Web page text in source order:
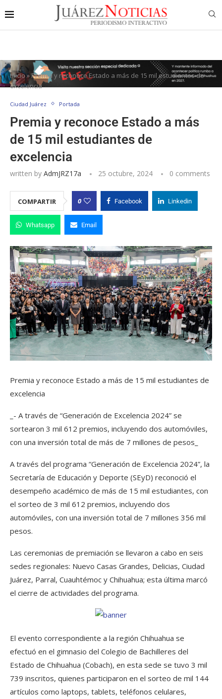
Inicio»Premia y reconoce Estado a más de 15 mil estudiantes de
excelencia
Ciudad Juárez Portada
Premia y reconoce Estado a más
de 15 mil estudiantes de
excelencia
written by AdmJRZ17a 25 octubre, 2024 0 comments
COMPARTIR 0 Facebook Linkedin
Whatsapp Email
Premia y reconoce Estado a más de 15 mil estudiantes de
excelencia
_- A través de “Generación de Excelencia 2024” se
sortearon 3 mil 612 premios, incluyendo dos automóviles,
con una inversión total de más de 7 millones de pesos_
A través del programa “Generación de Excelencia 2024”, la
Secretaría de Educación y Deporte (SEyD) reconoció el
desempeño académico de más de 15 mil estudiantes, con
el sorteo de 3 mil 612 premios, incluyendo dos
automóviles, con una inversión total de 7 millones 356 mil
pesos.
Las ceremonias de premiación se llevaron a cabo en seis
sedes regionales: Nuevo Casas Grandes, Delicias, Ciudad
Juárez, Parral, Cuauhtémoc y Chihuahua; esta última marcó
el cierre de actividades del programa.
El evento correspondiente a la región Chihuahua se
efectuó en el gimnasio del Colegio de Bachilleres del
Estado de Chihuahua (Cobach), en esta sede se tuvo 3 mil
739 inscritos, quienes participaron en el sorteo de mil 144
artículos como laptops, tablets, teléfonos celulares,